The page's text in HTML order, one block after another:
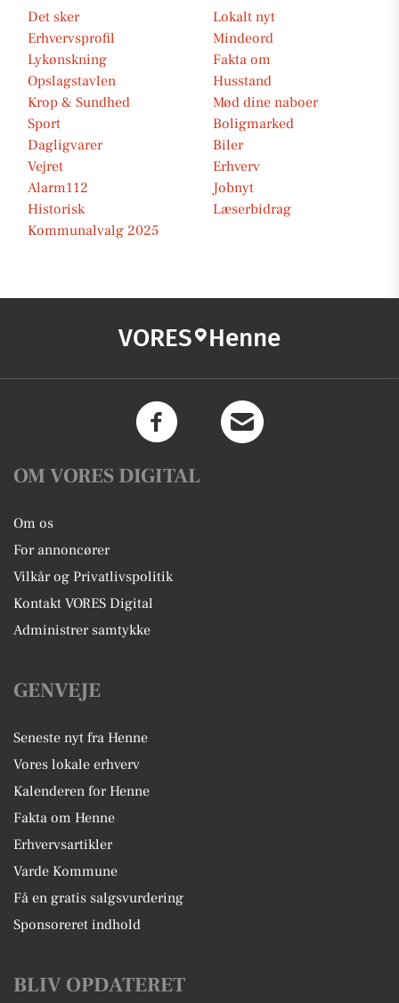
Det sker
Lokalt nyt
Erhvervsprofil
Mindeord
Lykønskning
Fakta om
Opslagstavlen
Husstand
Krop & Sundhed
Mød dine naboer
Sport
Boligmarked
Dagligvarer
Biler
Vejret
Erhverv
Alarm112
Jobnyt
Historisk
Læserbidrag
Kommunalvalg 2025
VORES Henne
OM VORES DIGITAL
Om os
For annoncører
Vilkår og Privatlivspolitik
Kontakt VORES Digital
Administrer samtykke
GENVEJE
Seneste nyt fra Henne
Vores lokale erhverv
Kalenderen for Henne
Fakta om Henne
Erhvervsartikler
Varde Kommune
Få en gratis salgsvurdering
Sponsoreret indhold
BLIV OPDATERET